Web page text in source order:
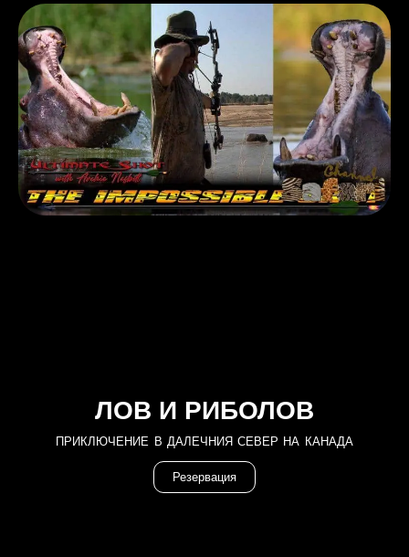
ЛОВ И РИБОЛОВ
ПРИКЛЮЧЕНИЕ В ДАЛЕЧНИЯ СЕВЕР НА КАНАДА
Резервация